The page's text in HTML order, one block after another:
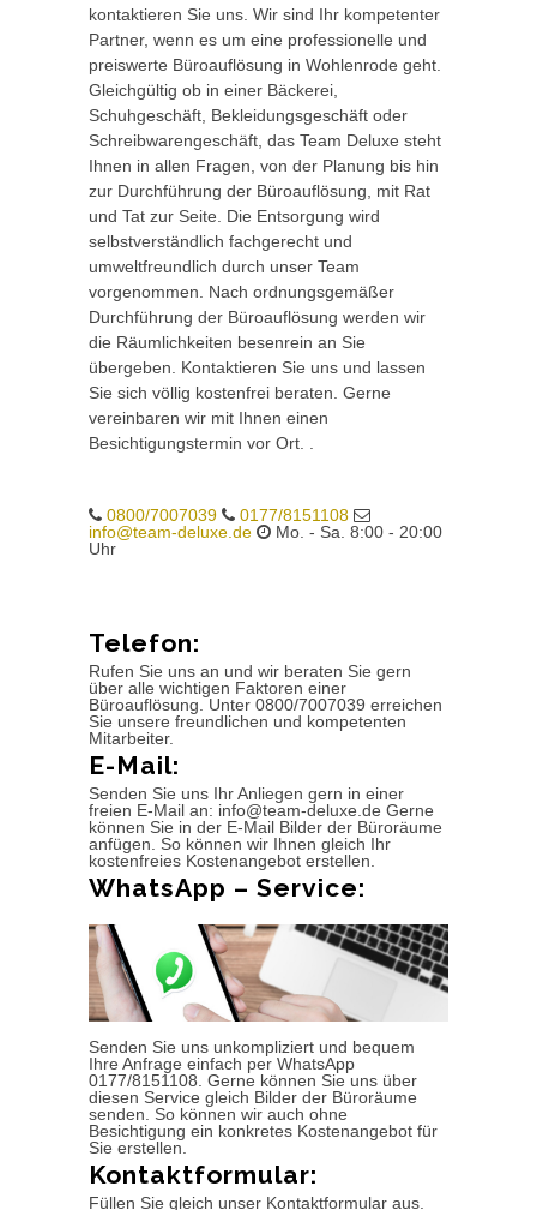
kontaktieren Sie uns. Wir sind Ihr kompetenter
Partner, wenn es um eine professionelle und
preiswerte Büroauflösung in Wohlenrode geht.
Gleichgültig ob in einer Bäckerei,
Schuhgeschäft, Bekleidungsgeschäft oder
Schreibwarengeschäft, das Team Deluxe steht
Ihnen in allen Fragen, von der Planung bis hin
zur Durchführung der Büroauflösung, mit Rat
und Tat zur Seite. Die Entsorgung wird
selbstverständlich fachgerecht und
umweltfreundlich durch unser Team
vorgenommen. Nach ordnungsgemäßer
Durchführung der Büroauflösung werden wir
die Räumlichkeiten besenrein an Sie
übergeben. Kontaktieren Sie uns und lassen
Sie sich völlig kostenfrei beraten. Gerne
vereinbaren wir mit Ihnen einen
Besichtigungstermin vor Ort. .
0800/7007039
0177/8151108
info@team-deluxe.de
Mo. - Sa. 8:00 - 20:00
Uhr
Telefon:
Rufen Sie uns an und wir beraten Sie gern
über alle wichtigen Faktoren einer
Büroauflösung. Unter 0800/7007039 erreichen
Sie unsere freundlichen und kompetenten
Mitarbeiter.
E-Mail:
Senden Sie uns Ihr Anliegen gern in einer
freien E-Mail an: info@team-deluxe.de Gerne
können Sie in der E-Mail Bilder der Büroräume
anfügen. So können wir Ihnen gleich Ihr
kostenfreies Kostenangebot erstellen.
WhatsApp – Service:
Senden Sie uns unkompliziert und bequem
Ihre Anfrage einfach per WhatsApp
0177/8151108. Gerne können Sie uns über
diesen Service gleich Bilder der Büroräume
senden. So können wir auch ohne
Besichtigung ein konkretes Kostenangebot für
Sie erstellen.
Kontaktformular:
Füllen Sie gleich unser Kontaktformular aus.